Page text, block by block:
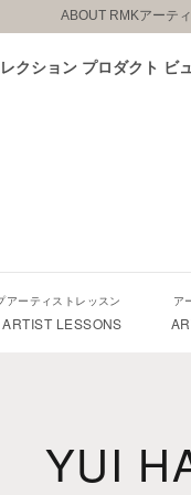
ABOUT RMKアーテ
クション プロダクト ビ
アーティストレッスン
LESSONS
ア
YUI